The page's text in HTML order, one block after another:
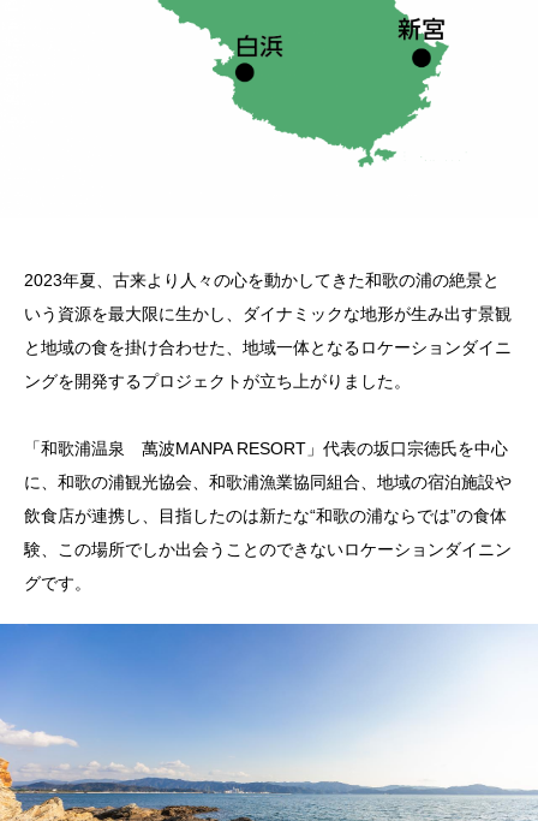
2023年夏、古来より人々の心を動かしてきた和歌の浦の絶景と
いう資源を最大限に生かし、ダイナミックな地形が生み出す景観
と地域の食を掛け合わせた、地域一体となるロケーションダイニ
ングを開発するプロジェクトが立ち上がりました。
「和歌浦温泉 萬波MANPA RESORT」 代表の坂口宗徳氏を中心
に、和歌の浦観光協会、和歌浦漁業協同組合、地域の宿泊施設や
飲食店が連携し、目指したのは新たな“和歌の浦ならでは”の食体
験、この場所でしか出会うことのできないロケーションダイニン
グです。